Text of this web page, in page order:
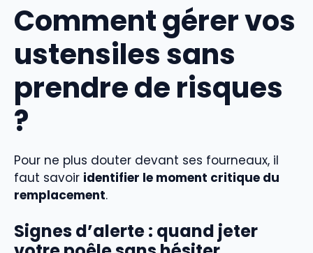
Comment gérer vos
ustensiles sans
prendre de risques
?
Pour ne plus douter devant ses fourneaux, il
faut savoir identifier le moment critique du
remplacement.
Signes d’alerte : quand jeter